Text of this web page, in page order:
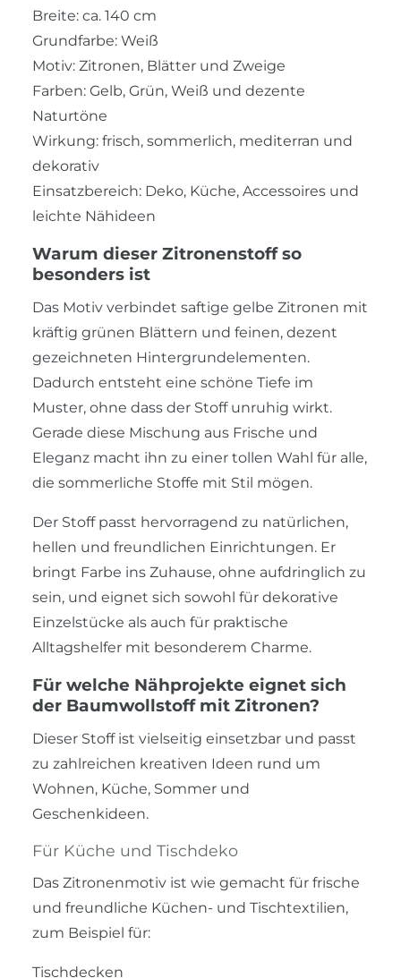
Breite: ca. 140 cm
Grundfarbe: Weiß
Motiv: Zitronen, Blätter und Zweige
Farben: Gelb, Grün, Weiß und dezente
Naturtöne
Wirkung: frisch, sommerlich, mediterran und
dekorativ
Einsatzbereich: Deko, Küche, Accessoires und
leichte Nähideen
Warum dieser Zitronenstoff so
besonders ist
Das Motiv verbindet saftige gelbe Zitronen mit
kräftig grünen Blättern und feinen, dezent
gezeichneten Hintergrundelementen.
Dadurch entsteht eine schöne Tiefe im
Muster, ohne dass der Stoff unruhig wirkt.
Gerade diese Mischung aus Frische und
Eleganz macht ihn zu einer tollen Wahl für alle,
die sommerliche Stoffe mit Stil mögen.
Der Stoff passt hervorragend zu natürlichen,
hellen und freundlichen Einrichtungen. Er
bringt Farbe ins Zuhause, ohne aufdringlich zu
sein, und eignet sich sowohl für dekorative
Einzelstücke als auch für praktische
Alltagshelfer mit besonderem Charme.
Für welche Nähprojekte eignet sich
der Baumwollstoff mit Zitronen?
Dieser Stoff ist vielseitig einsetzbar und passt
zu zahlreichen kreativen Ideen rund um
Wohnen, Küche, Sommer und
Geschenkideen.
Für Küche und Tischdeko
Das Zitronenmotiv ist wie gemacht für frische
und freundliche Küchen- und Tischtextilien,
zum Beispiel für:
Tischdecken